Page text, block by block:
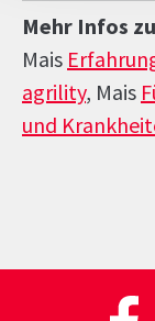
Mehr Infos zu
Mais
agrility, Mais
und